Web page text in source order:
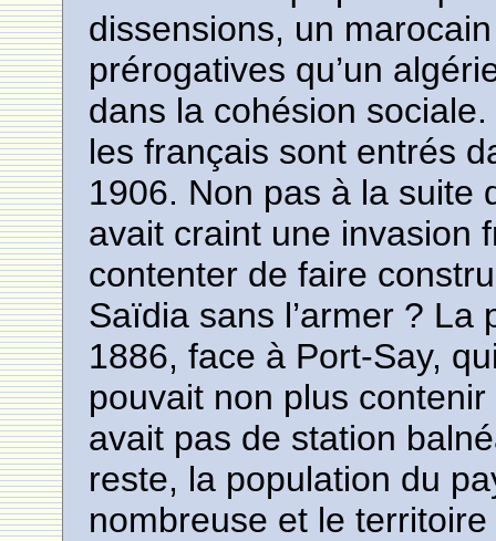
dissensions, un
prérogatives qu’un
dans la cohésion
les français sont entrés
1906. Non pas à la suite
avait craint une invasion
contenter de faire
Saïdia sans l’armer ?
1886, face à Port-Say,
pouvait non plus contenir
avait pas de station
reste, la population du
nombreuse et le